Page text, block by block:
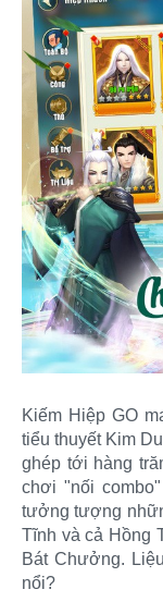
Kiếm Hiệp GO
tiểu thuyết Kim
ghép tới hàng
chơi "nối
tưởng tượng
Tĩnh và cả Hồng
Bát Chưởng.
nổi?